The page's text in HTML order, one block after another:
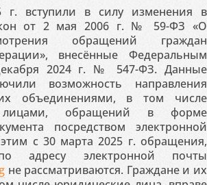
г. вступили в силу изменения в
от 2 мая 2006 г. № 59-ФЗ «О
обращений граждан
внесённые Федеральным
2024 г. № 547-ФЗ. Данные
возможность направления
объединениями, в том числе
лицами, обращений в форме
посредством электронной
с 30 марта 2025 г. обращения,
адресу электронной почты
не рассматриваются. Граждане и их